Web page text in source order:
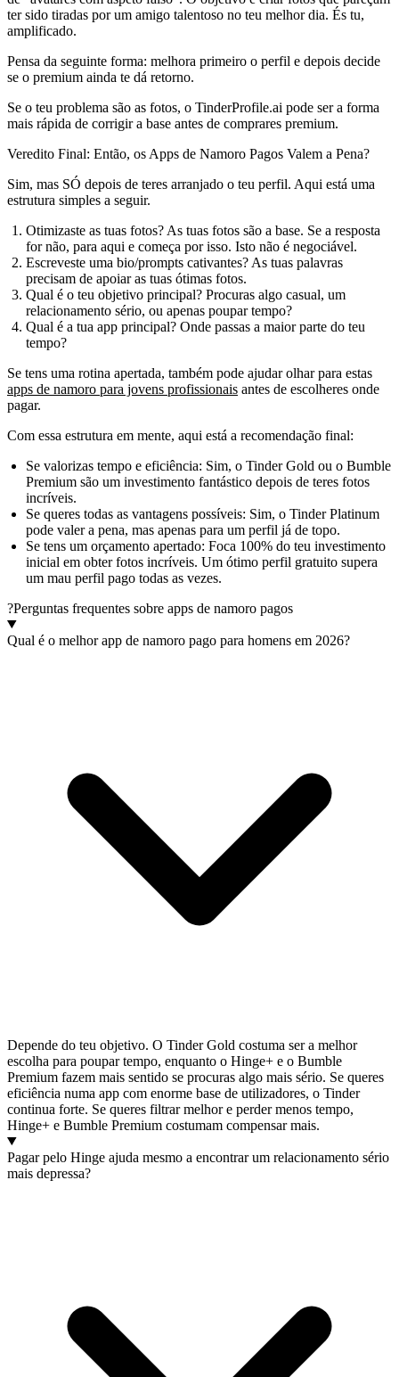
ter sido tiradas por um amigo talentoso no teu melhor dia. És tu,
amplificado.
Pensa da seguinte forma: melhora primeiro o perfil e depois decide
se o premium ainda te dá retorno.
Se o teu problema são as fotos, o TinderProfile.ai pode ser a forma
mais rápida de corrigir a base antes de comprares premium.
Veredito Final: Então, os Apps de Namoro Pagos Valem a Pena?
Sim, mas SÓ depois de teres arranjado o teu perfil. Aqui está uma
estrutura simples a seguir.
Otimizaste as tuas fotos?As tuas fotos são a base. Se a resposta
for não, para aqui e começa por isso. Isto não é negociável.
Escreveste uma bio/prompts cativantes?As tuas palavras
precisam de apoiar as tuas ótimas fotos.
Qual é o teu objetivo principal?Procuras algo casual, um
relacionamento sério, ou apenas poupar tempo?
Qual é a tua app principal?Onde passas a maior parte do teu
tempo?
Se tens uma rotina apertada, também pode ajudar olhar para estas
apps de namoro para jovens profissionais antes de escolheres onde
pagar.
Com essa estrutura em mente, aqui está a recomendação final:
Se valorizas tempo e eficiência: Sim, o Tinder Gold ou o Bumble
Premium são um investimento fantástico depois de teres fotos
incríveis.
Se queres todas as vantagens possíveis: Sim, o Tinder Platinum
pode valer a pena, mas apenas para um perfil já de topo.
Se tens um orçamento apertado: Foca 100% do teu investimento
inicial em obter fotos incríveis. Um ótimo perfil gratuito supera
um mau perfil pago todas as vezes.
?Perguntas frequentes sobre apps de namoro pagos
Qual é o melhor app de namoro pago para homens em 2026?
Depende do teu objetivo. O Tinder Gold costuma ser a melhor
escolha para poupar tempo, enquanto o Hinge+ e o Bumble
Premium fazem mais sentido se procuras algo mais sério. Se queres
eficiência numa app com enorme base de utilizadores, o Tinder
continua forte. Se queres filtrar melhor e perder menos tempo,
Hinge+ e Bumble Premium costumam compensar mais.
Pagar pelo Hinge ajuda mesmo a encontrar um relacionamento sério
mais depressa?